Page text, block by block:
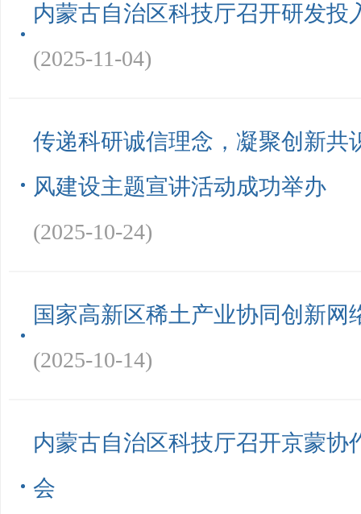
内蒙古自治区科技厅召开研发投
(2025-11-04)
传递科研诚信理念，凝聚创新共
风建设主题宣讲活动成功举办
(2025-10-24)
国家高新区稀土产业协同创新网
(2025-10-14)
内蒙古自治区科技厅召开京蒙协
会